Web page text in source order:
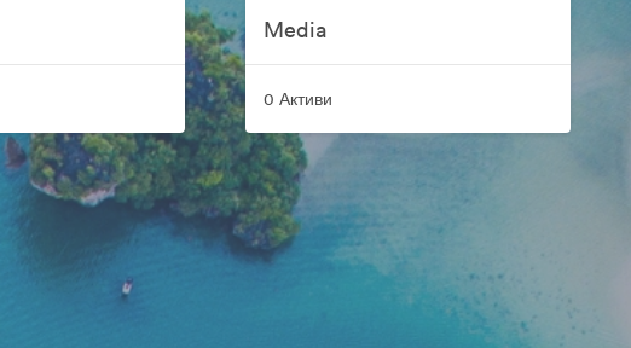
Media
0 Активи